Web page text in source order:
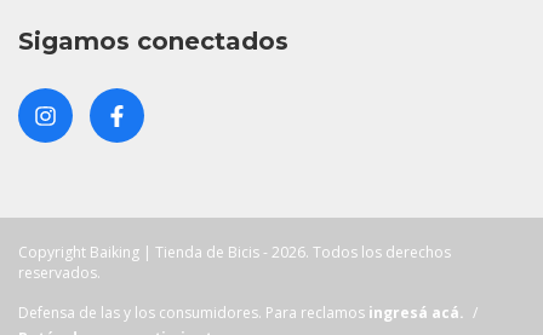
Sigamos conectados
Copyright Baiking | Tienda de Bicis - 2026. Todos los derechos
reservados.
Defensa de las y los consumidores. Para reclamos ingresá acá. /